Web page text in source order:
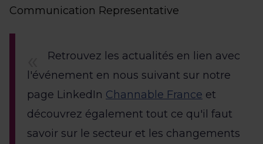
Communication Representative
Retrouvez les actualités en lien avec
l'événement en nous suivant sur notre
page LinkedIn Channable France et
découvrez également tout ce qu'il faut
savoir sur le secteur et les changements